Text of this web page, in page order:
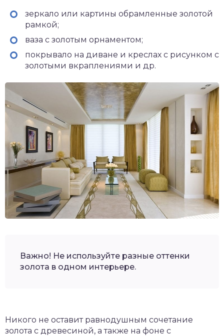
зеркало или картины обрамленные золотой
рамкой;
ваза с золотым орнаментом;
покрывало на диване и креслах с рисунком с
золотыми вкраплениями и др.
Важно! Не используйте разные оттенки
золота в одном интерьере.
Никого не оставит равнодушным сочетание
золота с древесиной, а также на фоне с